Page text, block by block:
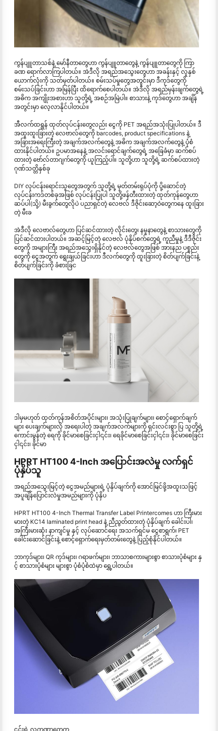
ကွန်ပျူတာသစ်နဲ့ မော်နီတာတွေဟာ ကွန်ပျူတာတွေနဲ့ ကွန်ပျူတာတွေကို ကြာ
ခဏ ရောက်လာကြပါတယ်။ အဲဒီလို အရည်အသွေးတွေဟာ အခန်းနှင့် လူနှစ်
ယောက်လုံးကို သတ်မှတ်ပါတယ်။ စမ်းသပ်မှုတွေအတွင်းမှာ ဒီကုဒ်တွေကို
စမ်းသပ်ခြင်းဟာ အမြန်ပြီး ထိရောက်စေပါတယ်။ အဲဒီလို အရည်မှန်းချက်တွေရဲ့
အဓိက အကျိုးအစားဟာ သူတို့ရဲ့ အစဉ်အမြဲပါ။ စာသားနဲ့ ကုဒ်တွေဟာ အချိန်
အတွင်းမှာ လေ့လာနိုင်ပါတယ်။
အီလက်ထရွန် ထုတ်လုပ်ငန်းတွေလည်း ငွေကို PET အရည်အသုံးပြုပါတယ်။ ဒီ
အထူးထူးခြားတဲ့ လေဗာလ်တွေကို barcodes, product specifications နဲ့
အခြားအရေးကြီးတဲ့ အချက်အလက်တွေနဲ့ အဓိက အချက်အလက်တွေနဲ့ ပုံစံ
ထားနိုင်ပါတယ်။ ဥပမာအနေနဲ့ အလင်းရောင်ချက်တွေရဲ့ အခြေခံမှာ ဆက်စပ်
ထားတဲ့ ဗော်လ်တာဂျက်တွေကို ယူကြည့်ပါ။ သူတို့ဟာ သူတို့ရဲ့ ဆက်စပ်ထားတဲ့
ဂုဏ်သတ္တိနှစ်ခု
DIY လုပ်ငန်းရောင်းသူတွေအတွက် သူတို့ရဲ့ မှတ်တမ်းရုပ်ပုံကို ပို့ဆောင်တဲ့
လုပ်ငန်းကဒ်တစ်ခုအဖြစ် လုပ်ငန်းပြုပါ သူတို့ဖန်တီးထားတဲ့ ထုတ်ကုန်တွေဟာ
ဆပ်ပါ(သို့) မီးခွက်တွေလိုပဲ ပညာရှင်တဲ့ လေဗလ် ဒီဇိုင်းဆော့ဝဲတွေကနေ ထူးခြား
တဲ့ မီးခ
အဲဒီလို လေဗာလ်တွေဟာ ပြင်ဆင်ထားတဲ့ လိုင်းတွေ၊ နမူနာတွေနဲ့ စာသားတွေကို
ပြင်ဆင်ထားပါတယ်။ အဆင့်မြင့်တဲ့ လေဗလ် ပုံနှိပ်စက်တွေရဲ့ ကူညီမှုနဲ့ ဒီဒီဇိုင်း
တွေကို အများကြီး အရည်အသွေးရှိနိုင်တဲ့ လေဗလ်တွေအဖြစ် အားနည ပစ္စည်း
တွေကို ငွေအတွက် ရွေးချယ်ခြင်းဟာ ဒီလက်တွေကို ထူးခြားတဲ့ စိတ်ပျက်ခြင်းနဲ့
စိတ်ပျက်ခြင်းကို ခံစားခြင
ဒါမှမဟုတ် ထုတ်ကုန်အစိတ်အပိုင်းများ၊ အသုံးပြုချက်များ၊ စောင့်ရှောက်ချက်
များ ပေးချက်များလို အရေးပါတဲ့ အချက်အလက်များကို ရှင်းလင်းစွာ ပြ သူတို့ရဲ့
ကောင်းမွန်တဲ့ ရေကို ခိုင်မာစေခြင်းငှါ၎င်း၊ ရေခိုင်မာစေခြင်းငှါ၎င်း၊ ခိုင်မာစေခြင်း
ငှါ၎င်း၊ ခိုင်မာ
HPRT HT100 4-Inch အပြောင်းအလဲမှု လက်ရှင်
ပုံနှိပ်သူ
အရည်အသွေးမြင့်တဲ့ ငွေအမည်များရဲ့ ပုံနှိပ်ချက်ကို အောင်မြင်ဖို့အထူးသဖြင့်
အပူချိန်ပြောင်းလဲမှုအမည်များကို ပုံနှိပ
HPRT HT100 4-Inch Thermal Transfer Label Printercomes ဟာ ကြီးမား
မားတဲ့ KC14 laminated print head နဲ့ ညီညွတ်ထားတဲ့ ပုံနှိပ်ချက် ခေါင်းပါ၊
အကြီးမားဆုံး နာကျင်မှု နှင့် လုပ်ဆောင်ရေး အသက်ရှင်မ ငွေစာရွက်၊ PET
ခေါင်းဆောင်ခြင်းနဲ့ စောင့်ရှောက်ရေးမှတ်တမ်းတွေနဲ့ ပြည့်စုံနိုင်ပါတယ်။
ဘာကုဒ်များ၊ QR ကုဒ်များ၊ ဂရာဖက်များ၊ ဘာသာစကားများစွာ စာသားပုံစံများ နှ
င့် စာသားပုံစံများ များစွာ ပုံစံပုံစံထဲမှာ ရွှေ့ပါတယ်။
၎င်းရဲ့ လက္ခဏာတွေက